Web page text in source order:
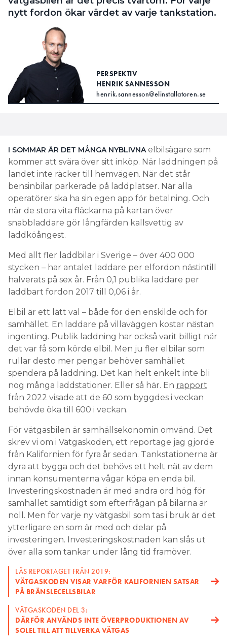
nytt fordon ökar värdet av varje tankstation.
PERSPEKTIV
HENRIK SANNESSON
henrik.sannesson@elinstallatoren.se
I SOMMAR ÄR DET MÅNGA NYBLIVNAelbilsägare som
kommer att svära över sitt inköp. När laddningen på
landet inte räcker till hemvägen. När det står
bensinbilar parkerade på laddplatser. När alla
operatörer ska ha sin egen app för betalning. Och
när de stora vita fläckarna på kartan över
snabbladdare gör långfärden kallsvettig av
laddköångest.
Med allt fler laddbilar i Sverige – över 400 000
stycken – har antalet laddare per elfordon nästintill
halverats på sex år. Från 0,1 publika laddare per
laddbart fordon 2017 till 0,06 i år.
Elbil är ett lätt val – både för den enskilde och för
samhället. En laddare på villaväggen kostar nästan
ingenting. Publik laddning har också varit billigt när
det var få som körde elbil. Men ju fler elbilar som
rullar desto mer pengar behöver samhället
spendera på laddning. Det kan helt enkelt inte bli
nog många laddstationer. Eller så här. En rapport
från 2022 visade att de 60 som byggdes i veckan
behövde öka till 600 i veckan.
För vätgasbilen är samhällsekonomin omvänd. Det
skrev vi om i Vätgaskoden, ett reportage jag gjorde
från Kalifornien för fyra år sedan. Tankstationerna är
dyra att bygga och det behövs ett helt nät av dem
innan konsumenterna vågar köpa en enda bil.
Investeringskostnaden är med andra ord hög för
samhället samtidigt som efterfrågan på bilarna är
noll. Men för varje ny vätgasbil som tas i bruk är det
ytterligare en som är med och delar på
investeringen. Investeringskostnaden kan slås ut
över alla som tankar under lång tid framöver.
LÄS REPORTAGET FRÅN 2019:
VÄTGASKODEN VISAR VARFÖR KALIFORNIEN SATSAR
PÅ BRÄNSLECELLSBILAR
VÄTGASKODEN DEL 3:
DÄRFÖR ANVÄNDS INTE ÖVERPRODUKTIONEN AV
SOLEL TILL ATT TILLVERKA VÄTGAS